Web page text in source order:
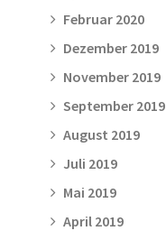
Februar 2020
Dezember 2019
November 2019
September 2019
August 2019
Juli 2019
Mai 2019
April 2019